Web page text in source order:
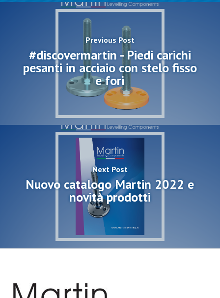
Previous Post
#discovermartin - Piedi carichi
pesanti in acciaio con stelo fisso
e fori
Next Post
Nuovo catalogo Martin 2022 e
novità prodotti